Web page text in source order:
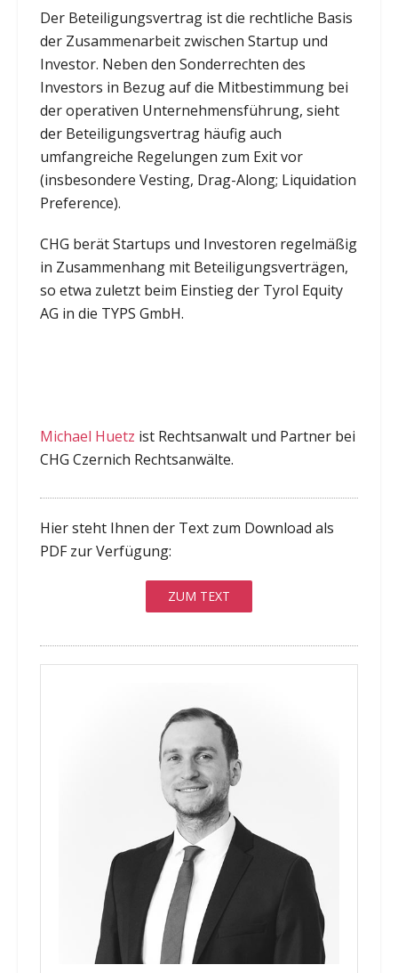
Der Beteiligungsvertrag ist die rechtliche Basis
der Zusammenarbeit zwischen Startup und
Investor. Neben den Sonderrechten des
Investors in Bezug auf die Mitbestimmung bei
der operativen Unternehmensführung, sieht
der Beteiligungsvertrag häufig auch
umfangreiche Regelungen zum Exit vor
(insbesondere Vesting, Drag-Along; Liquidation
Preference).
CHG berät Startups und Investoren regelmäßig
in Zusammenhang mit Beteiligungsverträgen,
so etwa zuletzt beim Einstieg der Tyrol Equity
AG in die TYPS GmbH.
Michael Huetz ist Rechtsanwalt und Partner bei
CHG Czernich Rechtsanwälte.
Hier steht Ihnen der Text zum Download als
PDF zur Verfügung:
ZUM TEXT